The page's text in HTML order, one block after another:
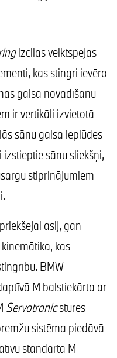
izcilās veiktspējas
kas stingri ievēro
gaisa novadīšanu
ir vertikāli izvietotā
sānu gaisa ieplūdes
sānu sliekšņi,
stiprinājumiem
asij, gan
kas
BMW
M balstiekārta ar
Servotronicstūres
sistēma piedāvā
standarta M